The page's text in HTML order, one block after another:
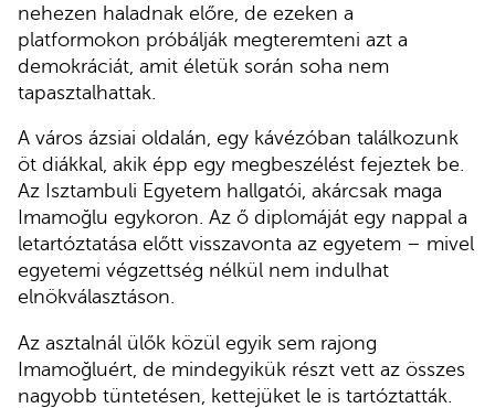
nehezen haladnak előre, de ezeken a
platformokon próbálják megteremteni azt a
demokráciát, amit életük során soha nem
tapasztalhattak.
A város ázsiai oldalán, egy kávézóban találkozunk
öt diákkal, akik épp egy megbeszélést fejeztek be.
Az Isztambuli Egyetem hallgatói, akárcsak maga
Imamoğlu egykoron. Az ő diplomáját egy nappal a
letartóztatása előtt visszavonta az egyetem – mivel
egyetemi végzettség nélkül nem indulhat
elnökválasztáson.
Az asztalnál ülők közül egyik sem rajong
Imamoğluért, de mindegyikük részt vett az összes
nagyobb tüntetésen, kettejüket le is tartóztatták.